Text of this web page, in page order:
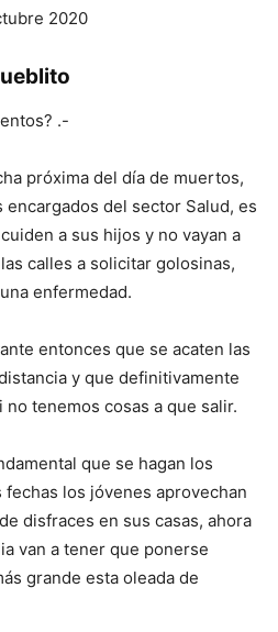
2020
.-
próxima del día de muertos,
del sector Salud, es
a sus hijos y no vayan a
calles a solicitar golosinas,
enfermedad.
entonces que se acaten las
y que definitivamente
tenemos cosas a que salir.
que se hagan los
los jóvenes aprovechan
disfraces en sus casas, ahora
van a tener que ponerse
grande esta oleada de